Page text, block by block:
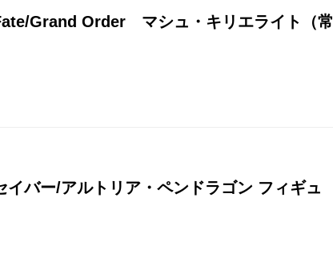
Grand Order マシュ・キリエライト（常
バー/アルトリア・ペンドラゴン フィギュ